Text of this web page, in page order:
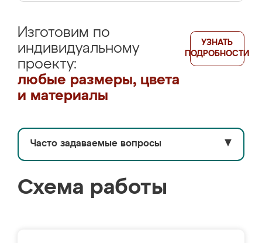
Изготовим по
индивидуальному
проекту:
любые размеры, цвета
и материалы
УЗНАТЬ
ПОДРОБНОСТИ
Часто задаваемые вопросы ▼
Схема работы